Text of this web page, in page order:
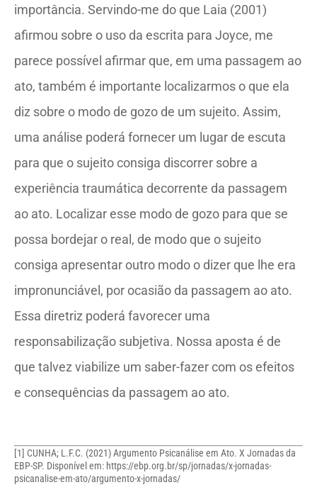
importância. Servindo-me do que Laia (2001)
afirmou sobre o uso da escrita para Joyce, me
parece possível afirmar que, em uma passagem ao
ato, também é importante localizarmos o que ela
diz sobre o modo de gozo de um sujeito. Assim,
uma análise poderá fornecer um lugar de escuta
para que o sujeito consiga discorrer sobre a
experiência traumática decorrente da passagem
ao ato. Localizar esse modo de gozo para que se
possa bordejar o real, de modo que o sujeito
consiga apresentar outro modo o dizer que lhe era
impronunciável, por ocasião da passagem ao ato.
Essa diretriz poderá favorecer uma
responsabilização subjetiva. Nossa aposta é de
que talvez viabilize um saber-fazer com os efeitos
e consequências da passagem ao ato.
[1] CUNHA; L.F.C. (2021) Argumento Psicanálise em Ato. X Jornadas da
EBP-SP. Disponível em: https://ebp.org.br/sp/jornadas/x-jornadas-
psicanalise-em-ato/argumento-x-jornadas/